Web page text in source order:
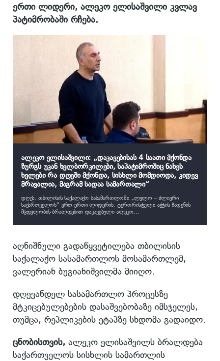
ერთი ლიდერი, ალეკო ელისაშვილი კვლავ
პატიმრობაში რჩება.
ალეკო ელისაშვილი: „დაკავებისას 4 საათი მქონდა
ზურგს უკან ხელბორკილები, საპატიმროშიც ნახეს
ხელები რა დღეში მქონდა, სისხლი მომდიოდა, კიდევ
მრავალია, მაგრამ სადაა სამართალი“
დღეს, თბილისის საქალაქო სასამართლოში „ლელო – ძლიერი
საქართველოს“ ერთ-ერთი ლიდერის, ტერორისტული აქტის ჩადენის
მცდელობის ბრალდებით დაკავებული ალეკო
აღნიშნული გადაწყვეტილება თბილისის
საქალაქო სასამართლოს მოსამართლემ,
ვალერიან ბუგიანიშვილმა მიიღო.
დღევანდელ სასამართლო პროცესზე
მტკიცებულებების დასაშვებობაზე იმსჯელეს,
თუმცა, რეპლიკების ეტაპზე სხდომა გადაიდო.
ცნობისთვის, ალეკო ელისაშვილს ბრალდება
საქართველოს სისხლის სამართლის